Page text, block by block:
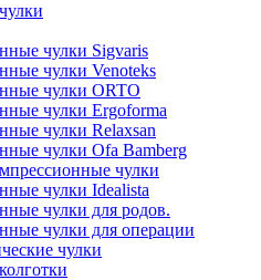
чулки Sigvaris
чулки Venoteks
чулки ORTO
чулки Ergoforma
чулки Relaxsan
чулки Ofa Bamberg
чулки
чулки Idealista
чулки для родов.
чулки для операции
чулки